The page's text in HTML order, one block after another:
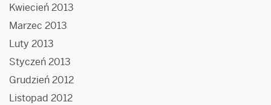
Kwiecień 2013
Marzec 2013
Luty 2013
Styczeń 2013
Grudzień 2012
Listopad 2012